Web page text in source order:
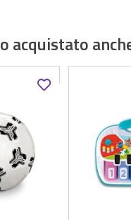
acquistato